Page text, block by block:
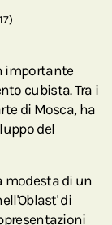
importante
cubista. Tra i
di Mosca, ha
del
modesta di un
di